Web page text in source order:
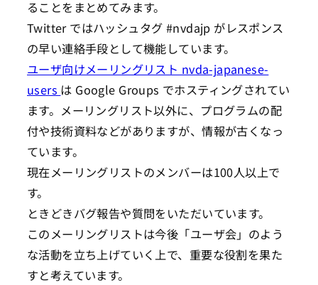
ることをまとめてみます。
Twitter ではハッシュタグ #nvdajp がレスポンス
の早い連絡手段として機能しています。
ユーザ向けメーリングリスト nvda-japanese-
users は Google Groups でホスティングされてい
ます。メーリングリスト以外に、プログラムの配
付や技術資料などがありますが、情報が古くなっ
ています。
現在メーリングリストのメンバーは100人以上で
す。
ときどきバグ報告や質問をいただいています。
このメーリングリストは今後「ユーザ会」のよう
な活動を立ち上げていく上で、重要な役割を果た
すと考えています。